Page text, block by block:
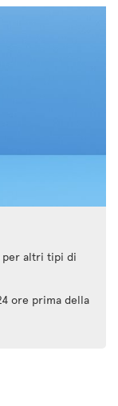
per altri tipi di
ore prima della